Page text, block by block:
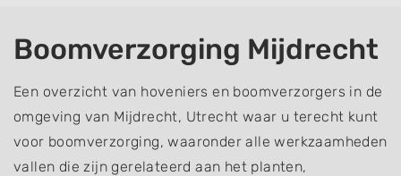
Boomverzorging Mijdrecht
Een overzicht van hoveniers en boomverzorgers in de
omgeving van Mijdrecht, Utrecht waar u terecht kunt
voor boomverzorging, waaronder alle werkzaamheden
vallen die zijn gerelateerd aan het planten,